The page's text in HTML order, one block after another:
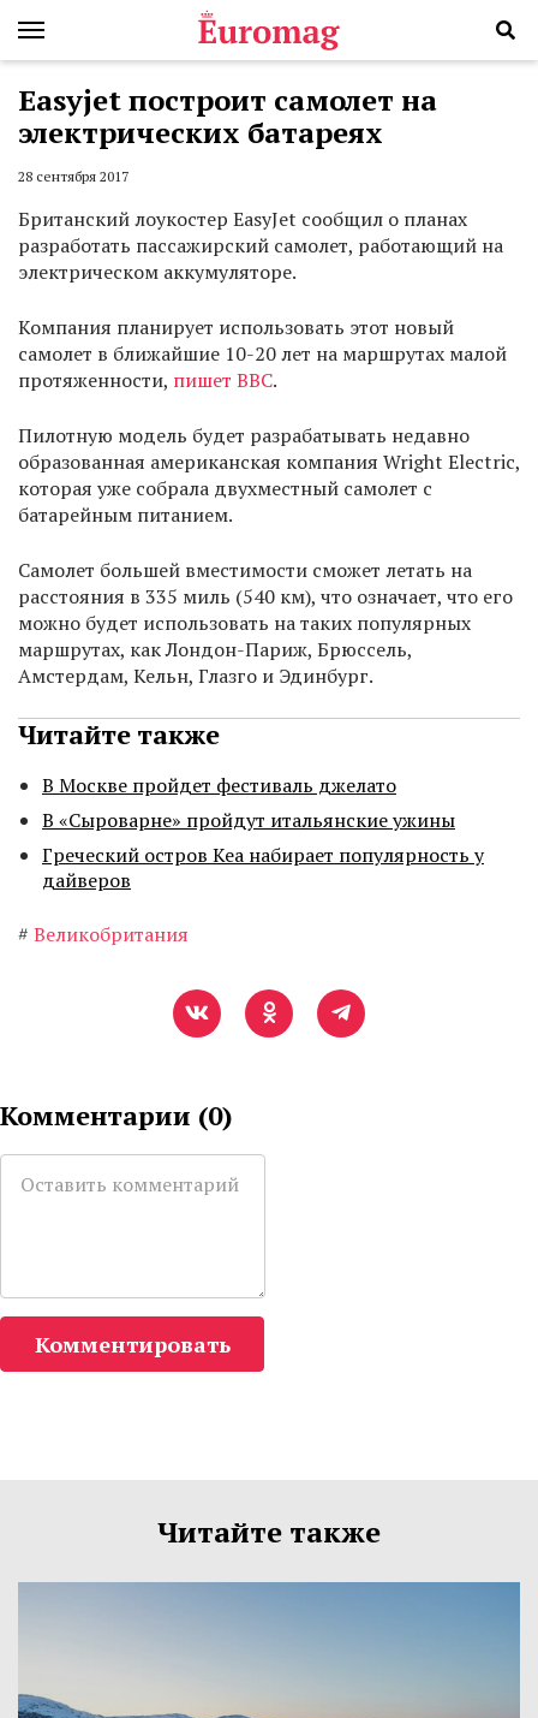
Easyjet построит самолет на
электрических батареях
28 сентября 2017
Британский лоукостер EasyJet сообщил о планах
разработать пассажирский самолет, работающий на
электрическом аккумуляторе.
Компания планирует использовать этот новый
самолет в ближайшие 10-20 лет на маршрутах малой
протяженности, пишет BBC.
Пилотную модель будет разрабатывать недавно
образованная американская компания Wright Electric,
которая уже собрала двухместный самолет с
батарейным питанием.
Cамолет большей вместимости сможет летать на
расстояния в 335 миль (540 км), что означает, что его
можно будет использовать на таких популярных
маршрутах, как Лондон-Париж, Брюссель,
Амстердам, Кельн, Глазго и Эдинбург.
Читайте также
В Москве пройдет фестиваль джелато
В «Сыроварне» пройдут итальянские ужины
Греческий остров Кеа набирает популярность у
дайверов
# Великобритания
Комментарии (0)
Комментировать
Читайте также